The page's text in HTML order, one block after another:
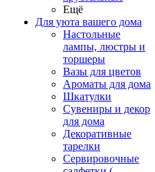
Ещё
Для уюта вашего дома
Настольные
лампы, люстры и
торшеры
Вазы для цветов
Ароматы для дома
Шкатулки
Сувениры и декор
для дома
Декоративные
тарелки
Сервировочные